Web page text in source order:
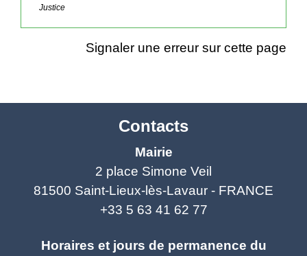
Justice
Signaler une erreur sur cette page
Contacts
Mairie
2 place Simone Veil
81500 Saint-Lieux-lès-Lavaur - FRANCE
+33 5 63 41 62 77
Horaires et jours de permanence du